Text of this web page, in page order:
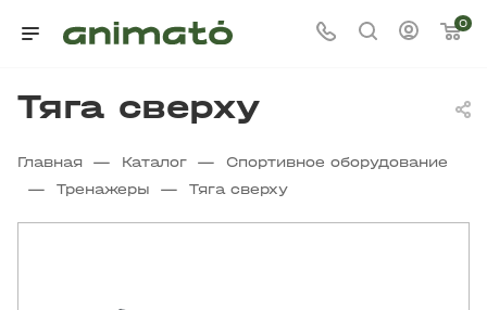
0
Тяга сверху
Главная — Каталог — Спортивное оборудование
— Тренажеры — Тяга сверху